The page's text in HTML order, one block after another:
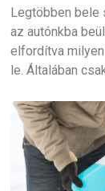
Legtöbben bele
az autónkba
elfordítva
le. Általában